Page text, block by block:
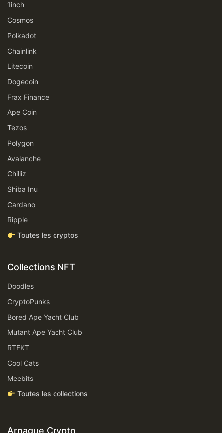
1inch
Cosmos
Polkadot
Chainlink
Litecoin
Dogecoin
Frax Finance
Ape Coin
Tezos
Polygon
Avalanche
Chilliz
Shiba Inu
Cardano
Ripple
Toutes les cryptos
Collections NFT
Doodles
CryptoPunks
Bored Ape Yacht Club
Mutant Ape Yacht Club
RTFKT
Cool Cats
Meebits
Toutes les collections
Arnaque Crypto